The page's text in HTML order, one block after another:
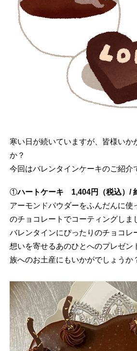
寒い日が続いていますが、皆様いか
か？
今回はバレンタインケーキのご紹介
①ハートケーキ 1,404円（税込）/
アーモンドパウダーをふんだんに使
のチョコレートでコーティングしま
バレンタインにぴったりのチョコレ
想いを寄せるあのひとへのプレゼン
族へのお土産にもいかがでしょうか